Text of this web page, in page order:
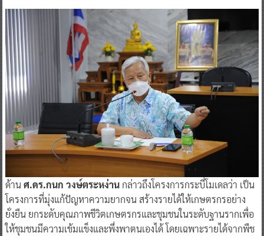
ด้านศ.ดร.กนก วงษ์ตระหง่านกล่าวถึงโครงการกระบี่โมเดลว่า เป็น
โครงการที่มุ่งแก้ปัญหาความยากจน สร้างรายได้ให้เกษตรกรอย่าง
ยั่งยืน ยกระดับคุณภาพชีวิตเกษตรกรและชุมชนในระดับฐานรากเพื่อ
ให้ชุมชนมีความเข้มแข็งและพึ่งพาตนเองได้ โดยเฉพาะรายได้จากพืช